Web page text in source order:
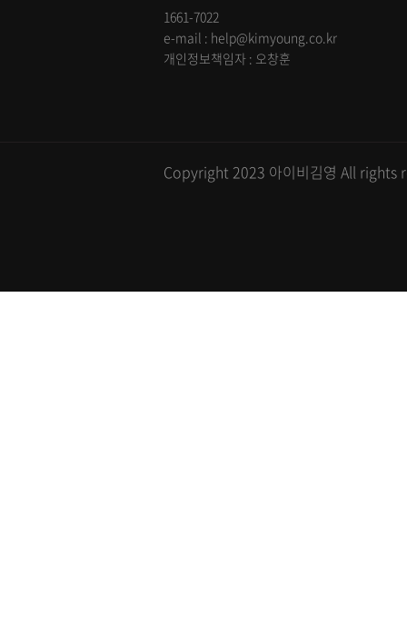
1661-7022
e-mail : help@kimyoung.co.kr
개인정보책임자 : 오창훈
Copyright 2023 아이비김영 All rights